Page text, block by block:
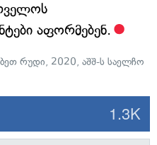
აფორმებენ.
რუდი, 2020, აშშ-ს საელჩო
1.3K